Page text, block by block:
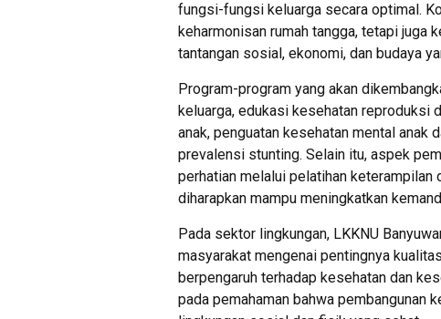
fungsi-fungsi keluarga secara optimal.
keharmonisan rumah tangga, tetapi juga
tantangan sosial, ekonomi, dan budaya
Program-program yang akan
keluarga, edukasi kesehatan reproduksi
anak, penguatan kesehatan mental anak
prevalensi stunting. Selain itu, aspek
perhatian melalui pelatihan keterampilan
diharapkan mampu meningkatkan
Pada sektor lingkungan, LKKNU
masyarakat mengenai pentingnya
berpengaruh terhadap kesehatan dan
pada pemahaman bahwa pembangunan